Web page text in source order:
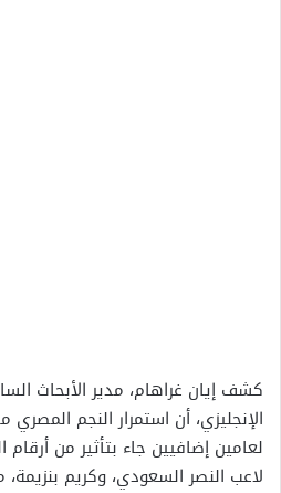
كشف إيان غراهام، مدير الأبحاث
الإنجليزي، أن استمرار النجم
لعامين إضافيين جاء بتأثير من أرقام
لاعب النصر السعودي، وكريم